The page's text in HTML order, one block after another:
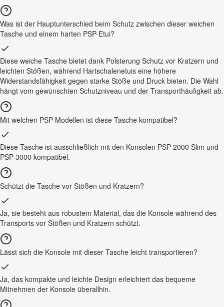
Was ist der Hauptunterschied beim Schutz zwischen dieser weichen
Tasche und einem harten PSP-Etui?
Diese weiche Tasche bietet dank Polsterung Schutz vor Kratzern und
leichten Stößen, während Hartschalenetuis eine höhere
Widerstandsfähigkeit gegen starke Stöße und Druck bieten. Die Wahl
hängt vom gewünschten Schutzniveau und der Transporthäufigkeit ab.
Mit welchen PSP-Modellen ist diese Tasche kompatibel?
Diese Tasche ist ausschließlich mit den Konsolen PSP 2000 Slim und
PSP 3000 kompatibel.
Schützt die Tasche vor Stößen und Kratzern?
Ja, sie besteht aus robustem Material, das die Konsole während des
Transports vor Stößen und Kratzern schützt.
Lässt sich die Konsole mit dieser Tasche leicht transportieren?
Ja, das kompakte und leichte Design erleichtert das bequeme
Mitnehmen der Konsole überallhin.